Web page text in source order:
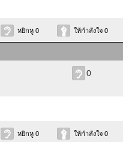
หยิกหู 0 ให้กำลังใจ 0
0
หยิกหู 0 ให้กำลังใจ 0